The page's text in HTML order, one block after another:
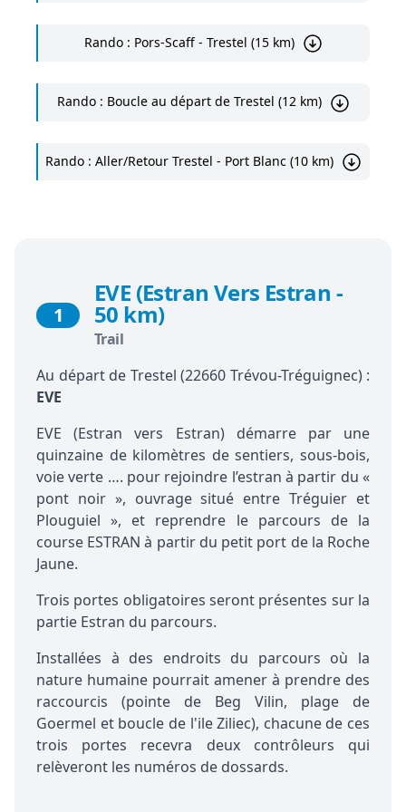
Rando : Pors-Scaff - Trestel (15 km)
Rando : Boucle au départ de Trestel (12 km)
Rando : Aller/Retour Trestel - Port Blanc (10 km)
1
EVE (Estran Vers Estran -
50 km)
Trail
Au départ de Trestel (22660 Trévou-Tréguignec) :
EVE
EVE (Estran vers Estran) démarre par une
quinzaine de kilomètres de sentiers, sous-bois,
voie verte …. pour rejoindre l’estran à partir du «
pont noir », ouvrage situé entre Tréguier et
Plouguiel », et reprendre le parcours de la
course ESTRAN à partir du petit port de la Roche
Jaune.
Trois portes obligatoires seront présentes sur la
partie Estran du parcours.
Installées à des endroits du parcours où la
nature humaine pourrait amener à prendre des
raccourcis (pointe de Beg Vilin, plage de
Goermel et boucle de l'ile Ziliec), chacune de ces
trois portes recevra deux contrôleurs qui
relèveront les numéros de dossards.